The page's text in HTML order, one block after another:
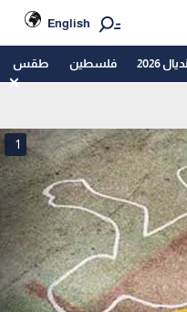
English
2026 فلسطين طقس
1